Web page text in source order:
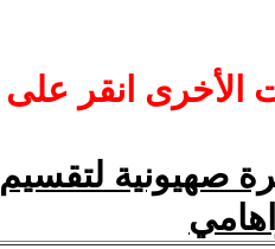
الأخرى انقر على
صهيونية لتقسيم